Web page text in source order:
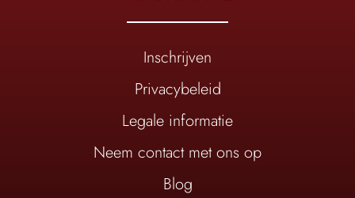
Inschrijven
Privacybeleid
Legale informatie
Neem contact met ons op
Blog